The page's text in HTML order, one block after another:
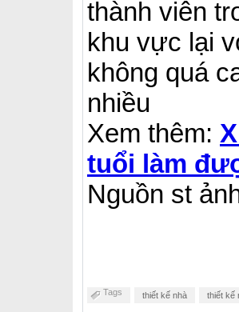
thành viên
khu vực lại
không quá
nhiều
Xem thêm:
tuổi làm
Nguồn st
Tags thiết kế nhà thiết kế